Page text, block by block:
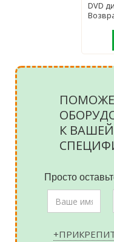
DVD
К ВАШЕЙ
Просто